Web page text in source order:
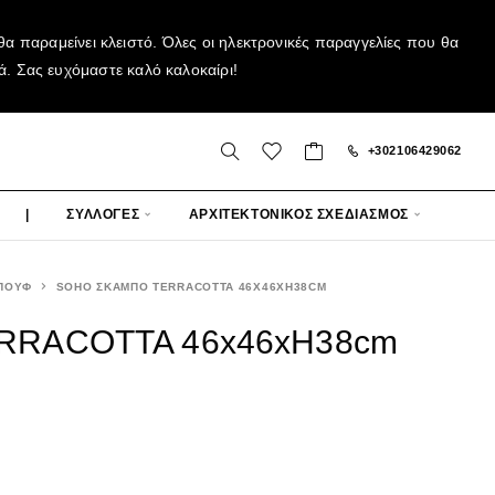
κλειστό. Όλες οι ηλεκτρονικές παραγγελίες που θα
Σας ευχόμαστε καλό καλοκαίρι!
+302106429062
| ΣΥΛΛΟΓΕΣ ΑΡΧΙΤΕΚΤΟΝΙΚΟΣ ΣΧΕΔΙΑΣΜΟΣ
SOHO ΣΚΑΜΠΟ TERRACOTTA 46X46XH38CM
46x46xH38cm